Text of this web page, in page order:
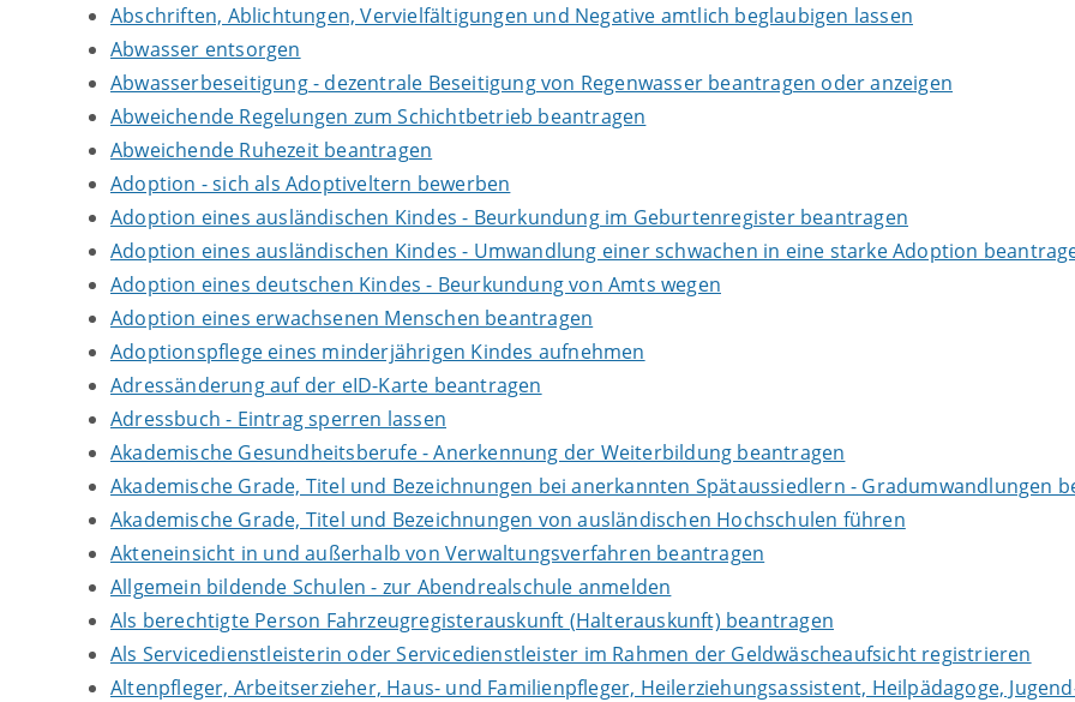
Abschriften, Ablichtungen, Vervielfältigungen und Negative amtlich beglaubigen lassen
Abwasser entsorgen
Abwasserbeseitigung - dezentrale Beseitigung von Regenwasser beantragen oder anzeigen
Abweichende Regelungen zum Schichtbetrieb beantragen
Abweichende Ruhezeit beantragen
Adoption - sich als Adoptiveltern bewerben
Adoption eines ausländischen Kindes - Beurkundung im Geburtenregister beantragen
Adoption eines ausländischen Kindes - Umwandlung einer schwachen in eine starke Adoption
Adoption eines deutschen Kindes - Beurkundung von Amts wegen
Adoption eines erwachsenen Menschen beantragen
Adoptionspflege eines minderjährigen Kindes aufnehmen
Adressänderung auf der eID-Karte beantragen
Adressbuch - Eintrag sperren lassen
Akademische Gesundheitsberufe - Anerkennung der Weiterbildung beantragen
Akademische Grade, Titel und Bezeichnungen bei anerkannten Spätaussiedlern - Gradumwandlungen
Akademische Grade, Titel und Bezeichnungen von ausländischen Hochschulen führen
Akteneinsicht in und außerhalb von Verwaltungsverfahren beantragen
Allgemein bildende Schulen - zur Abendrealschule anmelden
Als berechtigte Person Fahrzeugregisterauskunft (Halterauskunft) beantragen
Als Servicedienstleisterin oder Servicedienstleister im Rahmen der Geldwäscheaufsicht registrieren
Altenpfleger, Arbeitserzieher, Haus- und Familienpfleger, Heilerziehungsassistent, Heilpädagoge,